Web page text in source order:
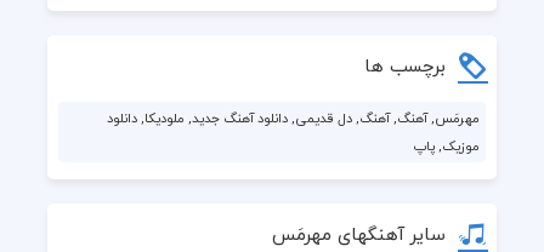
برچسب ها
مهرمَس, آهنگ, آهنگ, دل قدیمی, دانلود آهنگ جدید, ملودیکا, دانلود
موزیک, پاپ
سایر آهنگهای مهرمَس